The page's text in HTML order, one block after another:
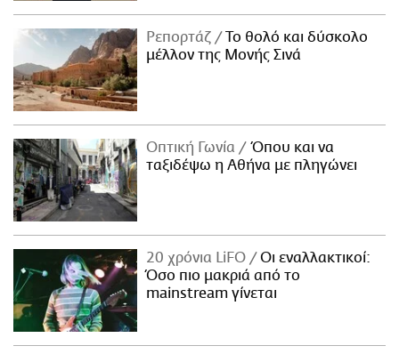
Ρεπορτάζ
Το θολό και δύσκολο
μέλλον της Μονής Σινά
Οπτική Γωνία
Όπου και να
ταξιδέψω η Αθήνα με πληγώνει
20 χρόνια LiFO
Οι εναλλακτικοί:
Όσο πιο μακριά από το
mainstream γίνεται